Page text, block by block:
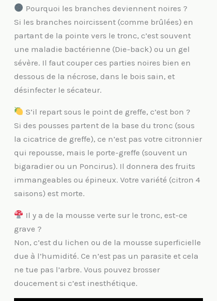
Pourquoi les branches deviennent noires ?
Si les branches noircissent (comme brûlées) en
partant de la pointe vers le tronc, c’est souvent
une maladie bactérienne (Die-back) ou un gel
sévère. Il faut couper ces parties noires bien en
dessous de la nécrose, dans le bois sain, et
désinfecter le sécateur.
S’il repart sous le point de greffe, c’est bon ?
Si des pousses partent de la base du tronc (sous
la cicatrice de greffe), ce n’est pas votre citronnier
qui repousse, mais le porte-greffe (souvent un
bigaradier ou un Poncirus). Il donnera des fruits
immangeables ou épineux. Votre variété (citron 4
saisons) est morte.
Il y a de la mousse verte sur le tronc, est-ce
grave ?
Non, c’est du lichen ou de la mousse superficielle
due à l’humidité. Ce n’est pas un parasite et cela
ne tue pas l’arbre. Vous pouvez brosser
doucement si c’est inesthétique.